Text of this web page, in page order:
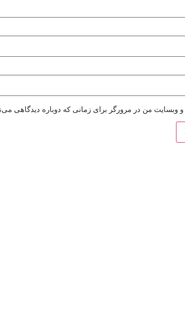
و وبسایت من در مرورگر برای زمانی که دوباره دیدگاهی